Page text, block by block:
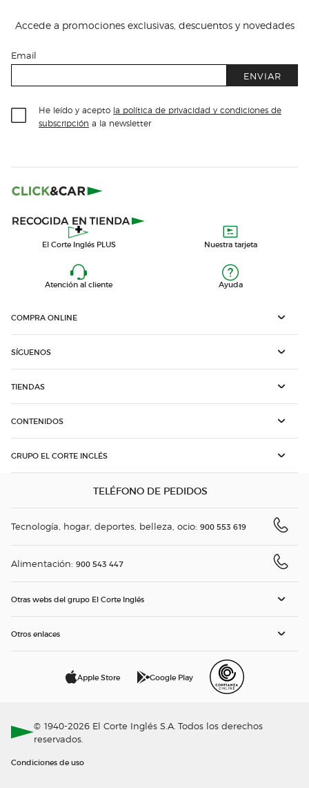
Accede a promociones exclusivas, descuentos y novedades
Email
ENVIAR
He leído y acepto la política de privacidad y condiciones de
subscripción a la newsletter
El Corte Inglés PLUS Nuestra tarjeta
Atención al cliente Ayuda
COMPRA ONLINE
SÍGUENOS
TIENDAS
CONTENIDOS
GRUPO EL CORTE INGLÉS
TELÉFONO DE PEDIDOS
Tecnología, hogar, deportes, belleza, ocio: 900 553 619
Alimentación: 900 543 447
Otras webs del grupo El Corte Inglés
Otros enlaces
Apple Store Google Play
© 1940-2026 El Corte Inglés S.A. Todos los derechos
reservados.
Condiciones de uso